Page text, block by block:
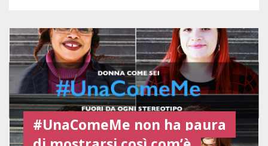
#UnaComeMe non ha paura